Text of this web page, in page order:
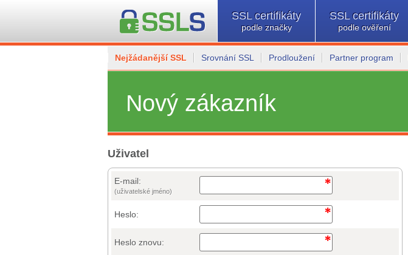
SSL certifikáty
podle značky
SSL certifikáty
podle ověření
Nejžádanější SSL Srovnání SSL Prodloužení Partner program
Nový zákazník
Uživatel
E-mail:
(uživatelské jméno)
Heslo:
Heslo znovu: